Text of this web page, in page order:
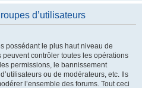
d’utilisateurs
possédant le plus haut niveau de
contrôler toutes les opérations
permissions, le bannissement
ou de modérateurs, etc. Ils
l’ensemble des forums. Tout ceci